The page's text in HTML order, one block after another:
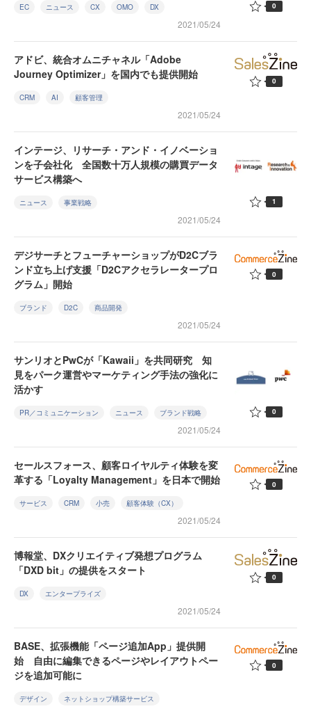
EC ニュース CX OMO DX
2021/05/24
0
アドビ、統合オムニチャネル「Adobe
Journey Optimizer」を国内でも提供開始
CRM AI 顧客管理
2021/05/24
0
インテージ、リサーチ・アンド・イノベーショ
ンを子会社化 全国数十万人規模の購買データ
サービス構築へ
ニュース 事業戦略
2021/05/24
1
デジサーチとフューチャーショップがD2Cブラ
ンド立ち上げ支援「D2Cアクセラレータープロ
グラム」開始
ブランド D2C 商品開発
2021/05/24
0
サンリオとPwCが「Kawaii」を共同研究 知
見をパーク運営やマーケティング手法の強化に
活かす
PR／コミュニケーション ニュース ブランド戦略
2021/05/24
0
セールスフォース、顧客ロイヤルティ体験を変
革する「Loyalty Management」を日本で開始
サービス CRM 小売 顧客体験（CX）
2021/05/24
0
博報堂、DXクリエイティブ発想プログラム
「DXD bit」の提供をスタート
DX エンタープライズ
2021/05/24
0
BASE、拡張機能「ページ追加App」提供開
始 自由に編集できるページやレイアウトペー
ジを追加可能に
デザイン ネットショップ構築サービス
0